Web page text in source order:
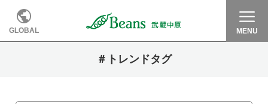
GLOBAL MENU
＃トレンドタグ